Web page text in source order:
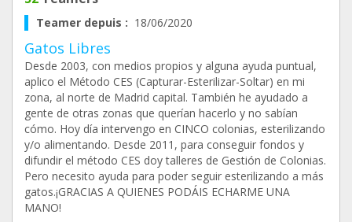
Teamer depuis : 18/06/2020
Gatos Libres
Desde 2003, con medios propios y alguna ayuda puntual,
aplico el Método CES (Capturar-Esterilizar-Soltar) en mi
zona, al norte de Madrid capital. También he ayudado a
gente de otras zonas que querían hacerlo y no sabían
cómo. Hoy día intervengo en CINCO colonias, esterilizando
y/o alimentando. Desde 2011, para conseguir fondos y
difundir el método CES doy talleres de Gestión de Colonias.
Pero necesito ayuda para poder seguir esterilizando a más
gatos.¡GRACIAS A QUIENES PODÁIS ECHARME UNA
MANO!